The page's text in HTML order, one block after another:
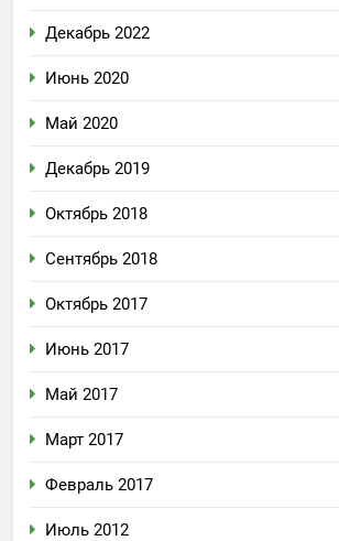
Декабрь 2022
Июнь 2020
Май 2020
Декабрь 2019
Октябрь 2018
Сентябрь 2018
Октябрь 2017
Июнь 2017
Май 2017
Март 2017
Февраль 2017
Июль 2012